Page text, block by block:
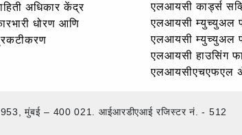
अधिकार केंद्र
धोरण आणि
एलआयसी कार्ड्स
एलआयसी म्युच्युअल
एलआयसी म्युच्युअल
एलआयसी हाउसिंग
एलआयसीएचएफएल
19953, मुंबई – 400 021. आईआरडीएआई रजिस्टर नं. - 512